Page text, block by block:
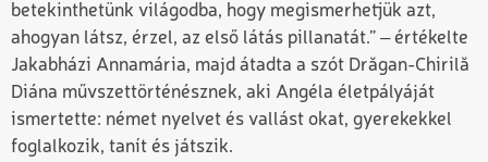
betekinthetünk világodba, hogy megismerhetjük azt,
ahogyan látsz, érzel, az első látás pillanatát.” ‒ értékelte
Jakabházi Annamária, majd átadta a szót Drăgan-Chirilă
Diána művszettörténésznek, aki Angéla életpályáját
ismertette: német nyelvet és vallást okat, gyerekekkel
foglalkozik, tanít és játszik.